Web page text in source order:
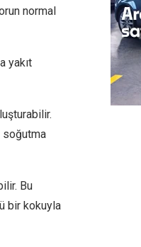
normal
yakıt
soğutma
Bu
bir kokuyla